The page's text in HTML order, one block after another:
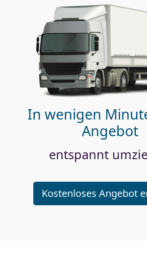
In wenigen
Angebot
entspannt
Kostenloses Angebot